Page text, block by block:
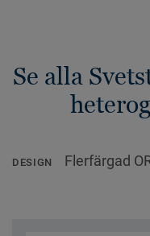
Se alla
DESIGN Flerfärgad